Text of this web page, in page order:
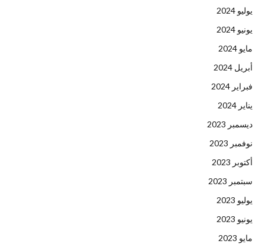
يوليو 2024
يونيو 2024
مايو 2024
أبريل 2024
فبراير 2024
يناير 2024
ديسمبر 2023
نوفمبر 2023
أكتوبر 2023
سبتمبر 2023
يوليو 2023
يونيو 2023
مايو 2023